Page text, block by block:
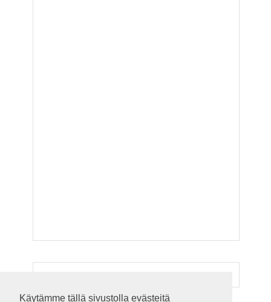
Käytämme tällä sivustolla evästeitä